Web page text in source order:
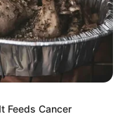
Feeds Cancer